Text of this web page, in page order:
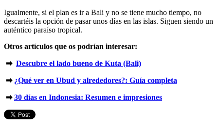
Igualmente, si el plan es ir a Bali y no se tiene mucho tiempo, no
descartéis la opción de pasar unos días en las islas. Siguen siendo un
auténtico paraíso tropical.
Otros artículos que os podrían interesar:
➡ Descubre el lado bueno de Kuta (Bali)
➡ ¿Qué ver en Ubud y alrededores?: Guía completa
➡30 días en Indonesia: Resumen e impresiones